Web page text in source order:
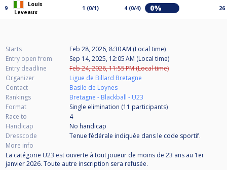
9
Louis
Leveaux
1 (0/1) 4 (0/4) 0% 26
Starts
Feb 28, 2026, 8:30 AM (Local time)
Entry open from
Sep 14, 2025, 12:05 AM (Local time)
Entry deadline
Feb 24, 2026, 11:55 PM (Local time)
Organizer
Ligue de Billard Bretagne
Contact
Basile de Loynes
Rankings
Bretagne - Blackball - U23
Format
Single elimination (11 participants)
Race to
4
Handicap
No handicap
Dresscode
Tenue fédérale indiquée dans le code sportif.
More info
La catégorie U23 est ouverte à tout joueur de moins de 23 ans au 1er
janvier 2026. Toute autre inscription sera refusée.